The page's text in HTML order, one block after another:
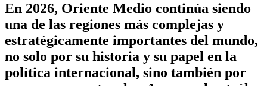
En 2026, Oriente Medio continúa siendo
una de las regiones más complejas y
estratégicamente importantes del mundo,
no solo por su historia y su papel en la
política internacional, sino también por